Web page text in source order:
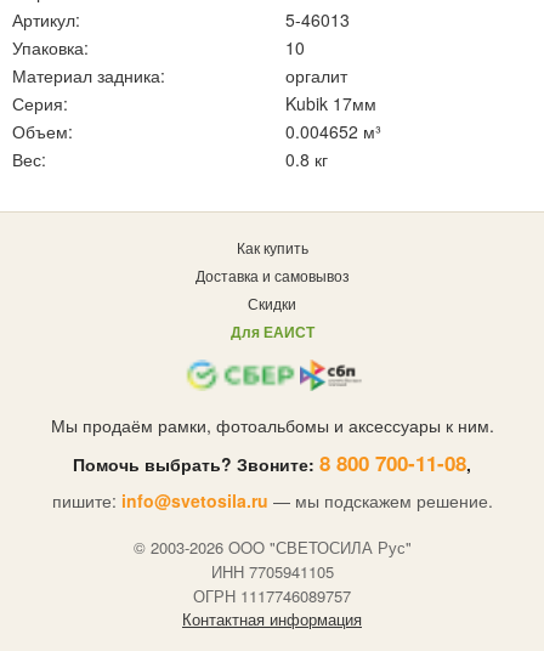
Артикул:
5-46013
Упаковка:
10
Материал задника:
оргалит
Серия:
Kubik 17мм
Объем:
0.004652 м³
Вес:
0.8 кг
Как купить
Доставка и самовывоз
Скидки
Для ЕАИСТ
Мы продаём рамки, фотоальбомы и аксессуары к ним.
Помочь выбрать? Звоните: 8 800 700-11-08,
пишите: info@svetosila.ru — мы подскажем решение.
© 2003-2026 OOO "СВЕТОСИЛА Рус"
ИНН 7705941105
ОГРН 1117746089757
Контактная информация